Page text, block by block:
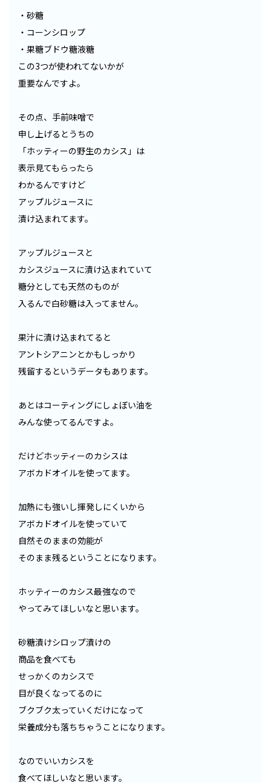
・砂糖
・コーンシロップ
・果糖ブドウ糖液糖
この3つが使われてないかが
重要なんですよ。
その点、手前味噌で
申し上げるとうちの
「ホッティーの野生のカシス」は
表示見てもらったら
わかるんですけど
アップルジュースに
漬け込まれてます。
アップルジュースと
カシスジュースに漬け込まれていて
糖分としても天然のものが
入るんで白砂糖は入ってません。
果汁に漬け込まれてると
アントシアニンとかもしっかり
残留するというデータもあります。
あとはコーティングにしょぼい油を
みんな使ってるんですよ。
だけどホッティーのカシスは
アボカドオイルを使ってます。
加熱にも強いし揮発しにくいから
アボカドオイルを使っていて
自然そのままの効能が
そのまま残るということになります。
ホッティーのカシス最強なので
やってみてほしいなと思います。
砂糖漬けシロップ漬けの
商品を食べても
せっかくのカシスで
目が良くなってるのに
ブクブク太っていくだけになって
栄養成分も落ちちゃうことになります。
なのでいいカシスを
食べてほしいなと思います。